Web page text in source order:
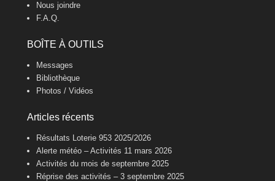
Nous joindre
F.A.Q.
BOÎTE À OUTILS
Messages
Bibliothèque
Photos / Vidéos
Articles récents
Résultats Loterie 953 2025/2026
Alerte météo – Activités 11 mars 2026
Activités du mois de septembre 2025
Réprise des activités – 3 septembre 2025